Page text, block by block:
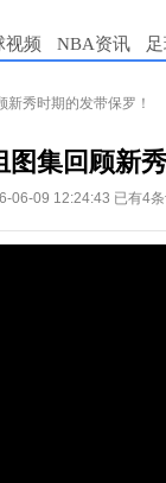
视频 NBA资讯
秀时期的发带保罗！
集回顾新
06-09 12:24:43 已有4